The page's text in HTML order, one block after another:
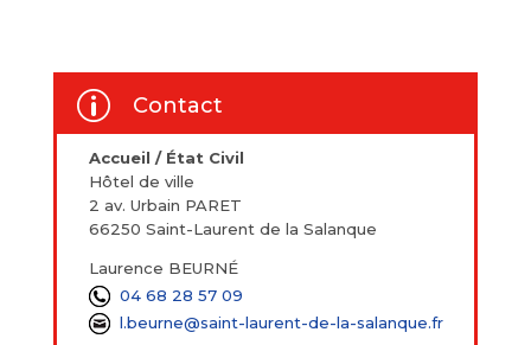
p Contact
Accueil / État Civil
Hôtel de ville
2 av. Urbain PARET
66250 Saint-Laurent de la Salanque
Laurence BEURNÉ
04 68 28 57 09
l.beurne@saint-laurent-de-la-salanque.fr